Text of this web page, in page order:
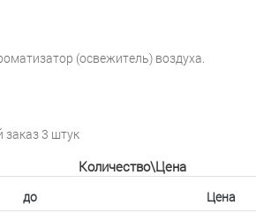
(освежитель) воздуха.
3 штук
Количество\Цена
до Цена